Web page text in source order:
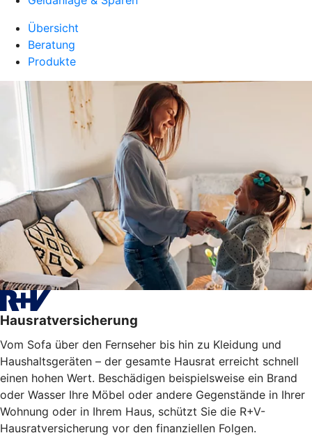
Übersicht
Beratung
Produkte
Hausratversicherung
Vom Sofa über den Fernseher bis hin zu Kleidung und
Haushaltsgeräten – der gesamte Hausrat erreicht schnell
einen hohen Wert. Beschädigen beispielsweise ein Brand
oder Wasser Ihre Möbel oder andere Gegenstände in Ihrer
Wohnung oder in Ihrem Haus, schützt Sie die R+V-
Hausratversicherung vor den finanziellen Folgen.